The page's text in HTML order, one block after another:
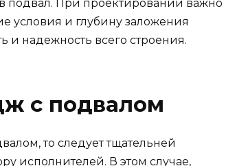
подвал. При проектировании важно
условия и глубину заложения
и надежность всего строения.
с подвалом
то следует тщательней
исполнителей. В этом случае,